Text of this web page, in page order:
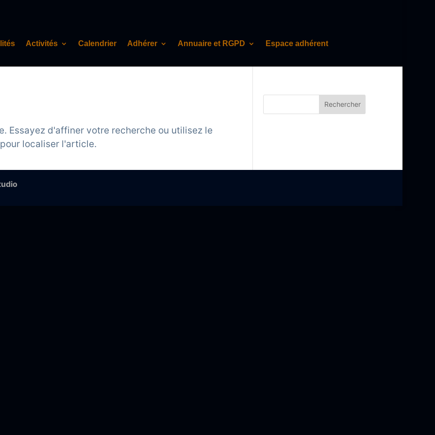
Activités Calendrier Adhérer Annuaire et RGPD Espace adhérent
Essayez d'affiner votre recherche ou utilisez le
localiser l'article.